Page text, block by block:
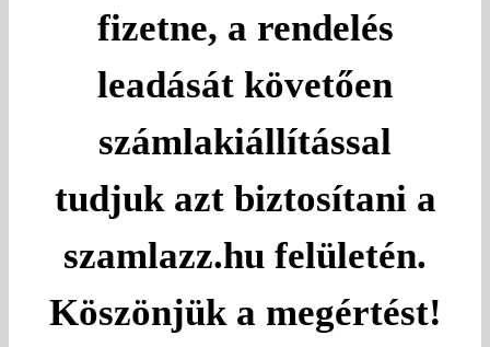
fizetne, a rendelés
leadását követően
számlakiállítással
tudjuk azt biztosítani a
szamlazz.hu felületén.
Köszönjük a megértést!